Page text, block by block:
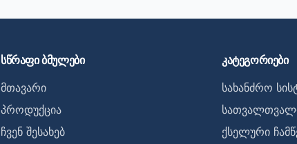
სწრაფი ბმულები
მთავარი
პროდუქცია
ჩვენ შესახებ
კატეგორიები
სახანძრო
ქსელური